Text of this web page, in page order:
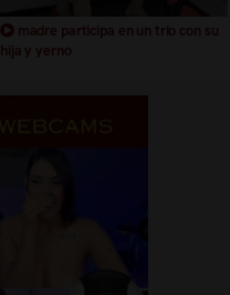
madre participa en un trio con su
hija y yerno